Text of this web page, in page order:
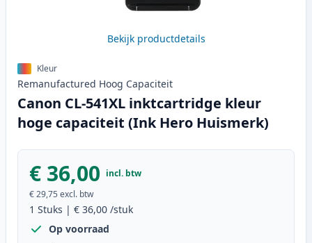
Bekijk productdetails
Kleur
Remanufactured Hoog Capaciteit
Canon CL-541XL inktcartridge kleur
hoge capaciteit (Ink Hero Huismerk)
€ 36,00 incl. btw
€ 29,75 excl. btw
1 Stuks | € 36,00 /stuk
Op voorraad